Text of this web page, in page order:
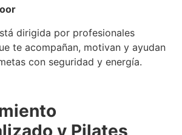
dirigida por profesionales
te acompañan, motivan y ayudan
con seguridad y energía.
y Pilates